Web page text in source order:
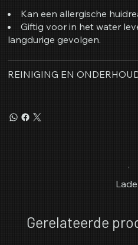
Kan een allergische
Giftig voor in het water
langdurige gevolgen.
REINIGING EN
Gerelateerde